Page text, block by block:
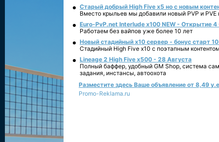
Старый добрый High Five x5 но с новым
Вместо крыльев мы добавили новый PVP и PVE
Euro-PvP.net Interlude х100 NEW - Открытие 4
Работаем без вайпов уже более 10 лет
Новый стадийный х10 сервер - бонус старт
Стадийный High Five x10 с поэтапным
Lineage 2 High Five x500 - 28 Августа
Полный баффер, удобный GM Shop, система
задания, инстансы, автоохота
Разместите здесь Ваше объявление от 8,49
Promo-Reklama.ru